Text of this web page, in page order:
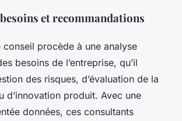
et recommandations
conseil procède à une analyse
besoins de l’entreprise, qu’il
des risques, d’évaluation de la
d’innovation produit. Avec une
données, ces consultants